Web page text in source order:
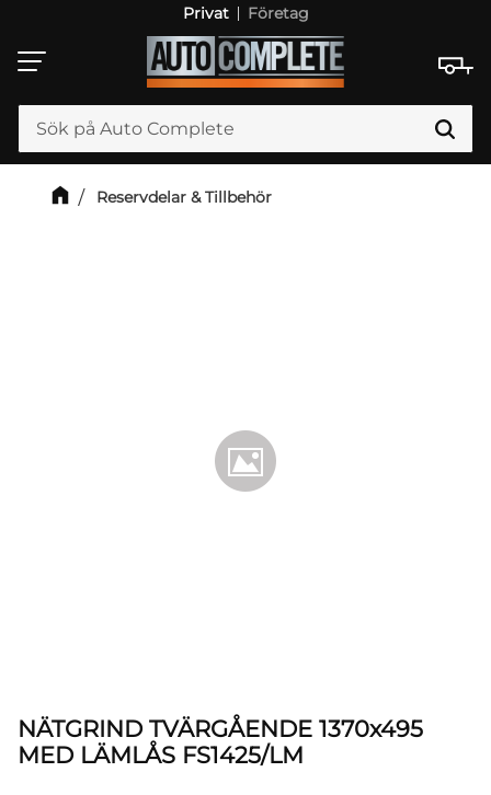
Meny
Privat Företag
Reservdelar & Tillbehör
NÄTGRIND TVÄRGÅENDE 1370x495
MED LÄMLÅS FS1425/LM